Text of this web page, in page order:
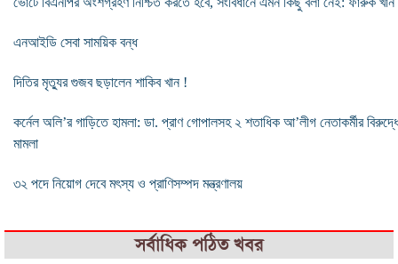
এনআইডি সেবা সাময়িক বন্ধ
দিতির মৃত্যুর গুজব ছড়ালেন শাকিব খান !
কর্নেল অলি’র গাড়িতে হামলা: ডা. প্রাণ গোপালসহ ২ শতাধিক আ’লীগ নেতাকর্মীর
মামলা
৩২ পদে নিয়োগ দেবে মৎস্য ও প্রাণিসম্পদ মন্ত্রণালয়
সর্বাধিক পঠিত খবর